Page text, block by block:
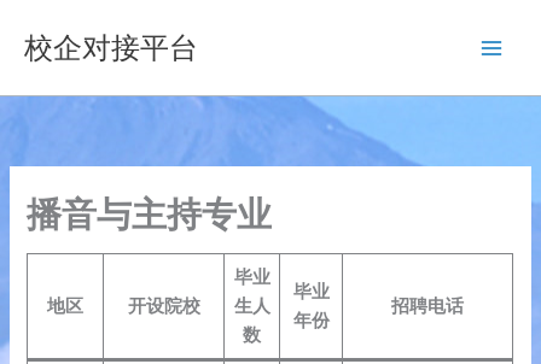
容
校企对接平台
播音与主持专业
地区 开设院校
毕业
生人
数
毕业
年份
招聘电话